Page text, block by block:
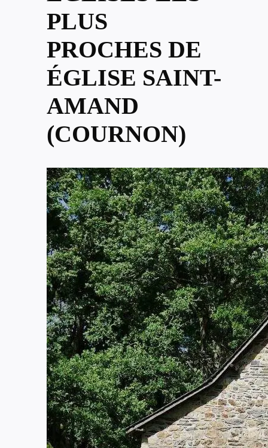
PLUS
PROCHES DE
ÉGLISE SAINT-
AMAND
(COURNON)